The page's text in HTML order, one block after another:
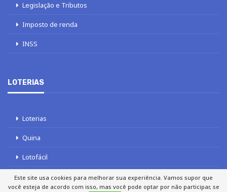
Legislação e Tributos
Imposto de renda
INSS
LOTERIAS
Loterias
Quina
Lotofácil
Mega-Sena
Este site usa cookies para melhorar sua experiência. Vamos supor que
você esteja de acordo com isso, mas você pode optar por não participar, se